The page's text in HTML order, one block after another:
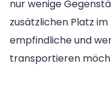
nur wenige
zusätzlichen Platz
empfindliche und
transportieren